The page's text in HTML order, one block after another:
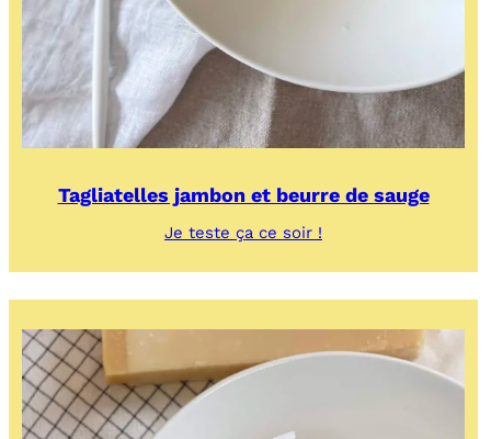
Tagliatelles jambon et beurre de sauge
Je teste ça ce soir !
jambon
de
sauge